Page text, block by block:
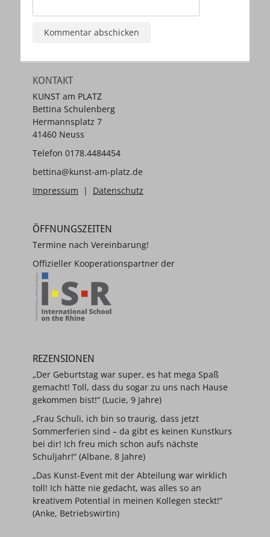
KONTAKT
KUNST am PLATZ
Bettina Schulenberg
Hermannsplatz 7
41460 Neuss
Telefon 0178.4484454
bettina@kunst-am-platz.de
Impressum | Datenschutz
ÖFFNUNGSZEITEN
Termine nach Vereinbarung!
Offizieller Kooperationspartner der
REZENSIONEN
„Der Geburtstag war super, es hat mega Spaß
gemacht! Toll, dass du sogar zu uns nach Hause
gekommen bist!“ (Lucie, 9 Jahre)
„Frau Schuli, ich bin so traurig, dass jetzt
Sommerferien sind – da gibt es keinen Kunstkurs
bei dir! Ich freu mich schon aufs nächste
Schuljahr!“ (Albane, 8 Jahre)
„Das Kunst-Event mit der Abteilung war wirklich
toll! Ich hätte nie gedacht, was alles so an
kreativem Potential in meinen Kollegen steckt!“
(Anke, Betriebswirtin)